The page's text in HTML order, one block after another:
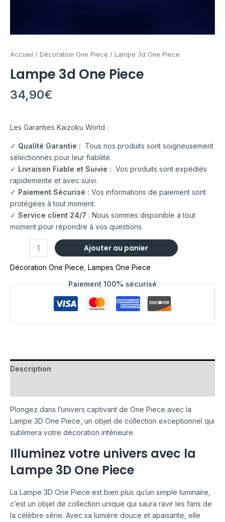
Accueil / Décoration One Piece / Lampe 3d One Piece
Lampe 3d One Piece
34,90€
Les Garanties Kaizoku World :
✓ Qualité Garantie : Tous nos produits sont soigneusement
sélectionnés pour leur fiabilité.
✓ Livraison Fiable et Suivie : Vos produits sont expédiés
rapidemente et avec suivi.
✓ Paiement Sécurisé : Vos informations de paiement sont
protégées à tout moment.
✓ Service client 24/7 : Nous sommes disponible à tout
moment pour répondre à vos questions.
Ajouter au panier
Décoration One Piece Lampes One Piece
Paiement 100% sécurisé
Description
Plongez dans l’univers captivant de One Piece avec la
Lampe 3D One Piece, un objet de collection exceptionnel qui
sublimera votre décoration intérieure.
Illuminez votre univers avec la
Lampe 3D One Piece
La Lampe 3D One Piece est bien plus qu’un simple luminaire,
c’est un objet de collection unique qui saura ravir les fans de
la célèbre série. Avec sa lumière douce et apaisante, elle